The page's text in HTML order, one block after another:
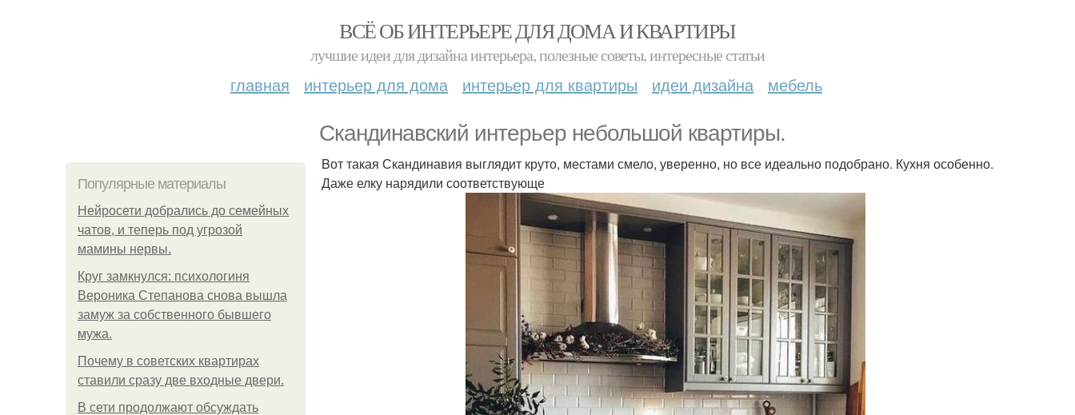
ВСЁ ОБ ИНТЕРЬЕРЕ ДЛЯ ДОМА И КВАРТИРЫ
лучшие идеи для дизайна интерьера, полезные советы, интересные статьи
главная интерьер для дома интерьер для квартиры идеи дизайна мебель
Скандинавский интерьер небольшой квартиры.
Популярные материалы
Нейросети добрались до семейных
чатов, и теперь под угрозой
мамины нервы.
Круг замкнулся: психологиня
Вероника Степанова снова вышла
замуж за собственного бывшего
мужа.
Почему в советских квартирах
ставили сразу две входные двери.
В сети продолжают обсуждать
Bот такая Скандинавия выглядит круто, местами смело, уверенно, но все идеально подобрано. Кухня особенно.
Даже елку нарядили соответствующе